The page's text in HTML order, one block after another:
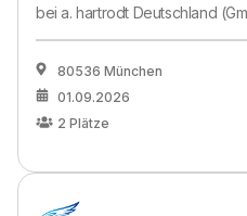
beia. hartrodt Deutschland
80536 München
01.09.2026
2 Plätze